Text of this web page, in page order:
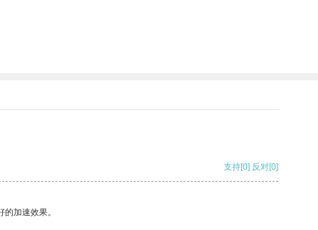
支持[0] 反对[0]
加速效果。